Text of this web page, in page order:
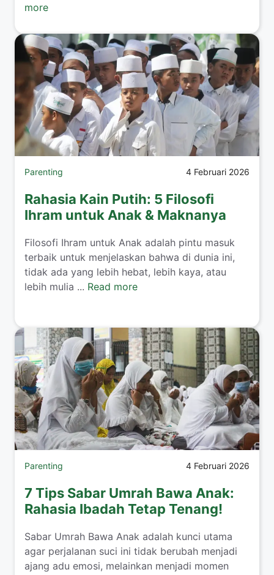
more
Parenting 4 Februari 2026
Rahasia Kain Putih: 5 Filosofi
Ihram untuk Anak & Maknanya
​Filosofi Ihram untuk Anak adalah pintu masuk
terbaik untuk menjelaskan bahwa di dunia ini,
tidak ada yang lebih hebat, lebih kaya, atau
lebih mulia ... Read more
Parenting 4 Februari 2026
7 Tips Sabar Umrah Bawa Anak:
Rahasia Ibadah Tetap Tenang!
​Sabar Umrah Bawa Anak adalah kunci utama
agar perjalanan suci ini tidak berubah menjadi
ajang adu emosi, melainkan menjadi momen